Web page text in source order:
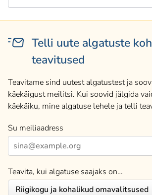
Telli uute algatuste
teavitused
Teavitame sind uutest algatustest ja
käekäigust meilitsi. Kui soovid jälgida
käekäiku, mine algatuse lehele ja telli
Su meiliaadress
Teavita, kui algatuse saajaks on…